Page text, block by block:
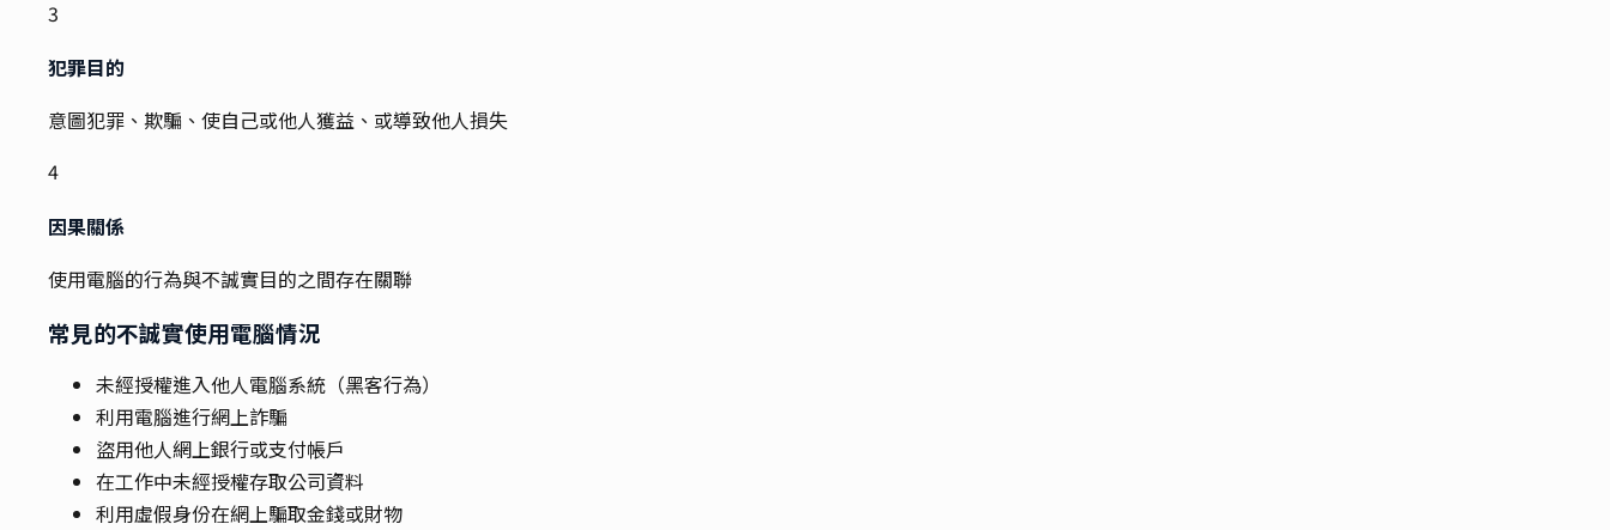
3
犯罪目的
意圖犯罪、欺騙、使自己或他人獲益、或導致他人損失
4
因果關係
使用電腦的行為與不誠實目的之間存在關聯
常見的不誠實使用電腦情況
未經授權進入他人電腦系統（黑客行為）
利用電腦進行網上詐騙
盜用他人網上銀行或支付帳戶
在工作中未經授權存取公司資料
利用虛假身份在網上騙取金錢或財物